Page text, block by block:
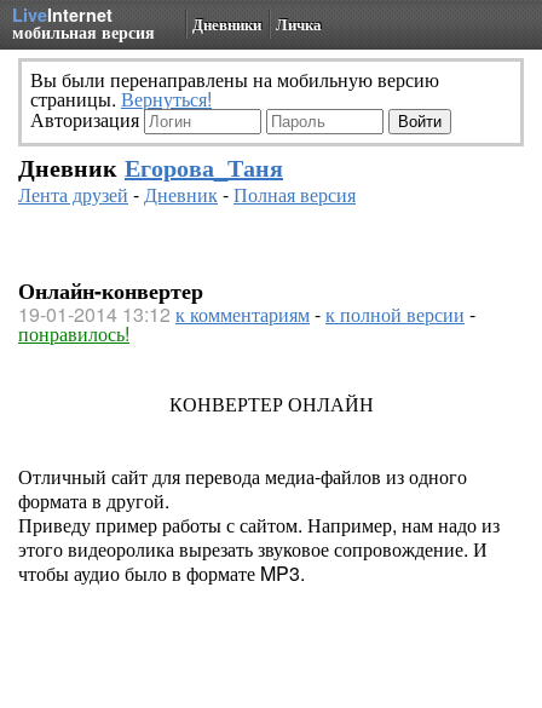
LiveInternet
мобильная версия Дневники Личка
Вы были перенаправлены на мобильную версию
страницы. Вернуться!
Авторизация
Дневник Егорова_Таня
Лента друзей -Дневник-Полная версия
Онлайн-конвертер
19-01-2014 13:12 к комментариям-к полной версии -
понравилось!
КОНВЕРТЕР ОНЛАЙН
Отличный сайт для перевода медиа-файлов из одного
формата в другой.
Приведу пример работы с сайтом. Например, нам надо из
этого видеоролика вырезать звуковое сопровождение. И
чтобы аудио было в формате MP3.